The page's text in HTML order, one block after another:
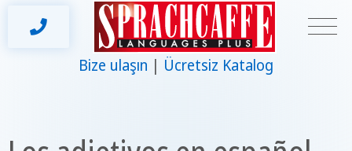
Bize ulaşın Ücretsiz Katalog